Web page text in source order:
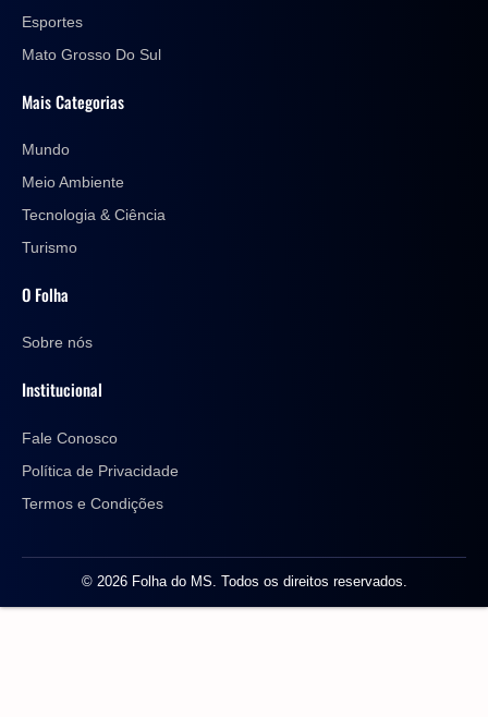
Esportes
Mato Grosso Do Sul
Mais Categorias
Mundo
Meio Ambiente
Tecnologia & Ciência
Turismo
O Folha
Sobre nós
Institucional
Fale Conosco
Política de Privacidade
Termos e Condições
© 2026 Folha do MS. Todos os direitos reservados.